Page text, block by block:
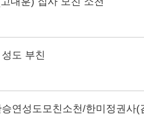
도 부친
연성도모친소천/한미정권사(